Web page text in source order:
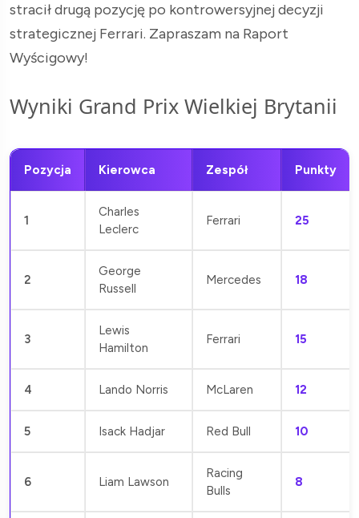
stracił drugą pozycję po kontrowersyjnej decyzji
strategicznej Ferrari. Zapraszam na Raport
Wyścigowy!
Wyniki Grand Prix Wielkiej Brytanii
Pozycja Kierowca Zespół Punkty
1
Charles
Leclerc
Ferrari 25
2
George
Russell
Mercedes 18
3
Lewis
Hamilton
Ferrari 15
4 Lando Norris McLaren 12
5 Isack Hadjar Red Bull 10
6 Liam Lawson
Racing
Bulls
8